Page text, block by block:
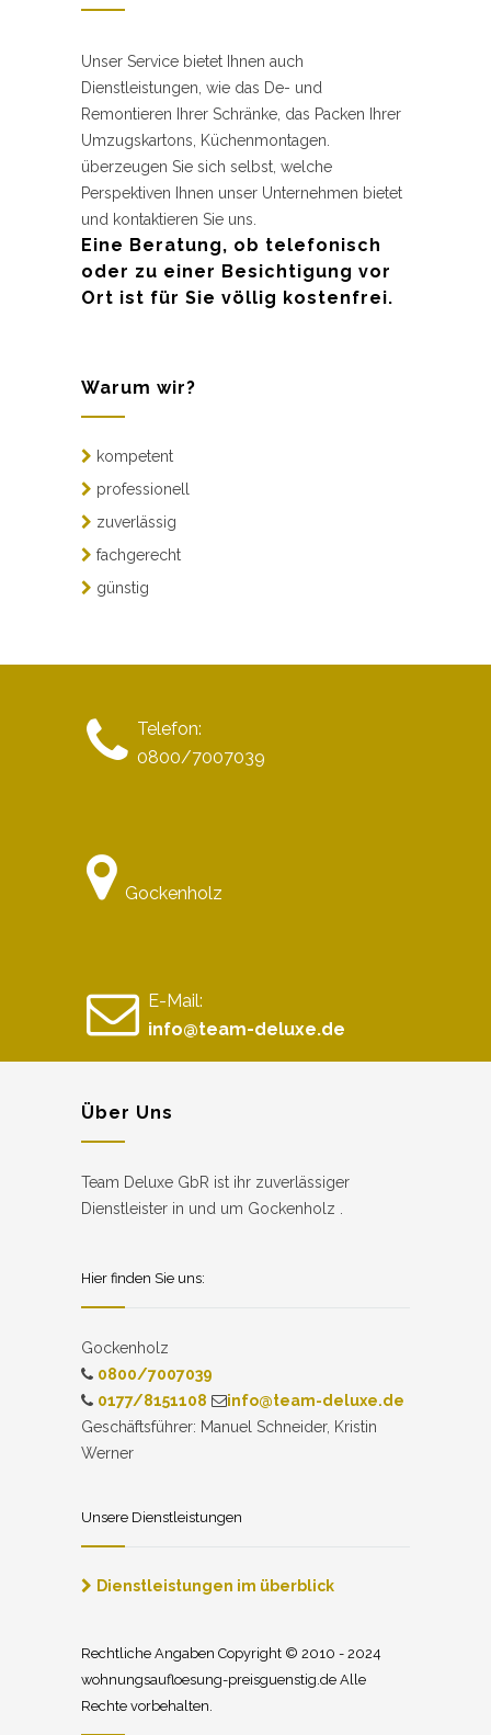
Unser Service bietet Ihnen auch
Dienstleistungen, wie das De- und
Remontieren Ihrer Schränke, das Packen Ihrer
Umzugskartons, Küchenmontagen.
überzeugen Sie sich selbst, welche
Perspektiven Ihnen unser Unternehmen bietet
und kontaktieren Sie uns.
Eine Beratung, ob telefonisch
oder zu einer Besichtigung vor
Ort ist für Sie völlig kostenfrei.
Warum wir?
kompetent
professionell
zuverlässig
fachgerecht
günstig
Telefon:
0800/7007039
Gockenholz
E-Mail:
info@team-deluxe.de
Über Uns
Team Deluxe GbR ist ihr zuverlässiger
Dienstleister in und um Gockenholz .
Hier finden Sie uns:
Gockenholz
0800/7007039
0177/8151108
info@team-deluxe.de
Geschäftsführer: Manuel Schneider, Kristin
Werner
Unsere Dienstleistungen
Dienstleistungen im überblick
Rechtliche Angaben Copyright © 2010 - 2024
wohnungsaufloesung-preisguenstig.de Alle
Rechte vorbehalten.